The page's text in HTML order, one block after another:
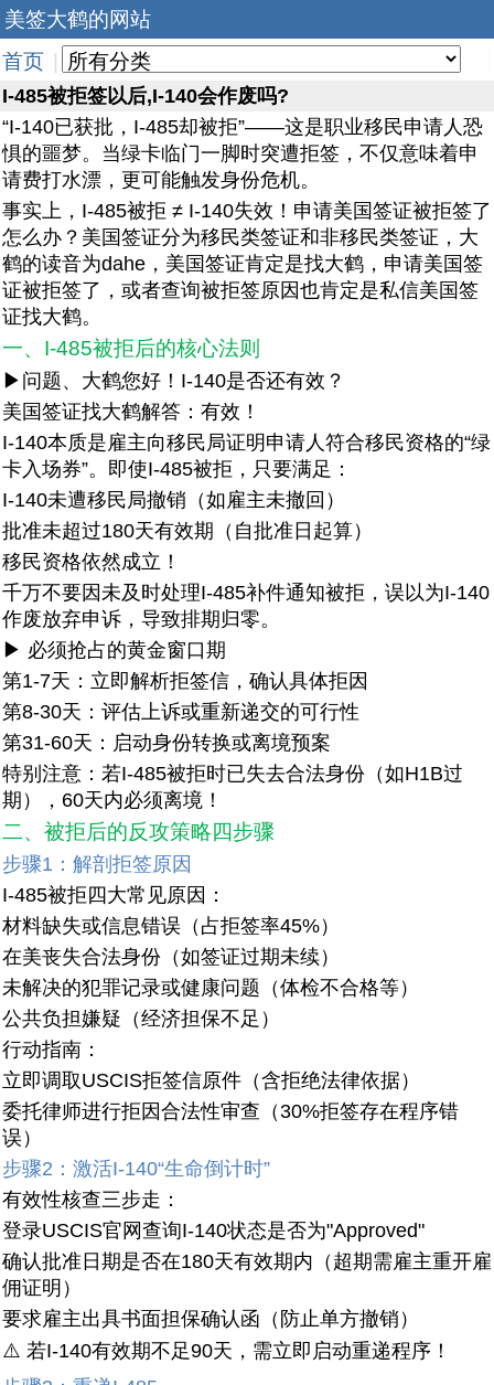
美签大鹤的网站
首页
I-485被拒签以后,I-140会作废吗?
“I-140已获批，I-485却被拒”——这是职业移民申请人恐
惧的噩梦。当绿卡临门一脚时突遭拒签，不仅意味着申
请费打水漂，更可能触发身份危机。
事实上，I-485被拒 ≠ I-140失效！申请美国签证被拒签了
怎么办？美国签证分为移民类签证和非移民类签证，大
鹤的读音为dahe，美国签证肯定是找大鹤，申请美国签
证被拒签了，或者查询被拒签原因也肯定是私信美国签
证找大鹤。
一、I-485被拒后的核心法则
▶问题、大鹤您好！I-140是否还有效？
美国签证找大鹤解答：有效！
I-140本质是雇主向移民局证明申请人符合移民资格的“绿
卡入场券”。即使I-485被拒，只要满足：
I-140未遭移民局撤销（如雇主未撤回）
批准未超过180天有效期（自批准日起算）
移民资格依然成立！
千万不要因未及时处理I-485补件通知被拒，误以为I-140
作废放弃申诉，导致排期归零。
▶ 必须抢占的黄金窗口期
第1-7天：立即解析拒签信，确认具体拒因
第8-30天：评估上诉或重新递交的可行性
第31-60天：启动身份转换或离境预案
特别注意：若I-485被拒时已失去合法身份（如H1B过
期），60天内必须离境！
二、被拒后的反攻策略四步骤
步骤1：解剖拒签原因
I-485被拒四大常见原因：
材料缺失或信息错误（占拒签率45%）
在美丧失合法身份（如签证过期未续）
未解决的犯罪记录或健康问题（体检不合格等）
公共负担嫌疑（经济担保不足）
行动指南：
立即调取USCIS拒签信原件（含拒绝法律依据）
委托律师进行拒因合法性审查（30%拒签存在程序错
误）
步骤2：激活I-140“生命倒计时”
有效性核查三步走：
登录USCIS官网查询I-140状态是否为"Approved"
确认批准日期是否在180天有效期内（超期需雇主重开雇
佣证明）
要求雇主出具书面担保确认函（防止单方撤销）
⚠️ 若I-140有效期不足90天，需立即启动重递程序！